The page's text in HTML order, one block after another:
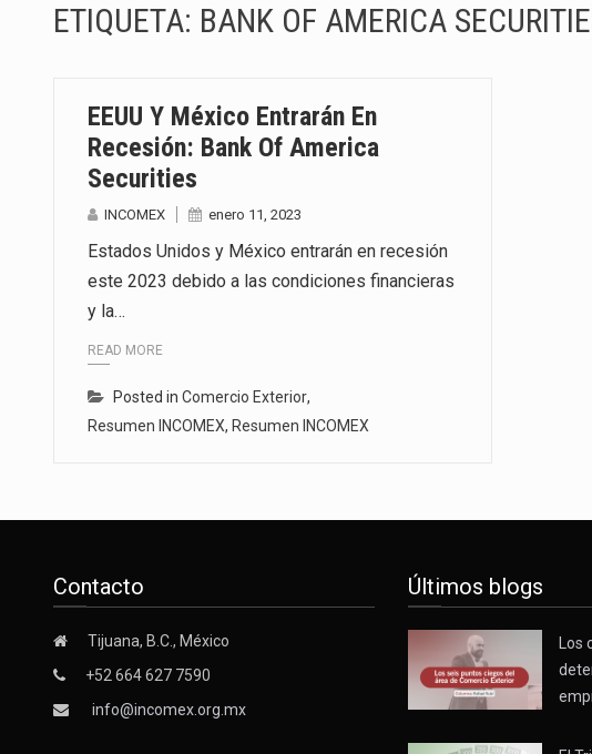
Solo el 17.8 % de las empresas en México
Los créditos fiscales determinados a
La inversión fija bruta en México registró un
El gobierno de Estados Unidos anunciará
El derecho a la previsibilidad de los horarios
ETIQUETA: BANK OF AMERICA
EEUU Y México Entrarán En
Recesión: Bank Of America
Securities
INCOMEX enero 11, 2023
Estados Unidos y México entrarán en recesión
este 2023 debido a las condiciones financieras
y la…
READ MORE
Posted in Comercio Exterior,
Resumen INCOMEX, Resumen INCOMEX
Contacto
Tijuana, B.C., México
+52 664 627 7590
info@incomex.org.mx
Últimos blogs
Los